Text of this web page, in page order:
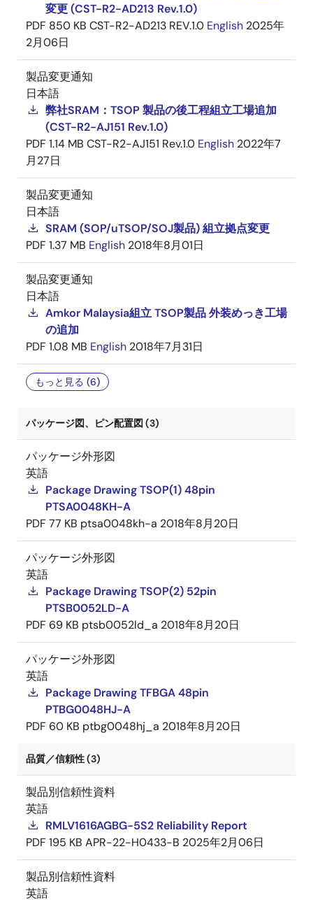
変更 (CST-R2-AD213 Rev.1.0)
PDF 850 KB CST-R2-AD213 REV.1.0 English 2025年
2月06日
製品変更通知
日本語
弊社SRAM：TSOP 製品の後工程組立工場追加
(CST-R2-AJ151 Rev.1.0)
PDF 1.14 MB CST-R2-AJ151 Rev.1.0 English 2022年7
月27日
製品変更通知
日本語
SRAM (SOP/uTSOP/SOJ製品) 組立拠点変更
PDF 1.37 MB English 2018年8月01日
製品変更通知
日本語
Amkor Malaysia組立 TSOP製品 外装めっき工場
の追加
PDF 1.08 MB English 2018年7月31日
もっと見る (6)
パッケージ図、ピン配置図 (3)
パッケージ外形図
英語
Package Drawing TSOP(1) 48pin
PTSA0048KH-A
PDF 77 KB ptsa0048kh-a 2018年8月20日
パッケージ外形図
英語
Package Drawing TSOP(2) 52pin
PTSB0052LD-A
PDF 69 KB ptsb0052ld_a 2018年8月20日
パッケージ外形図
英語
Package Drawing TFBGA 48pin
PTBG0048HJ-A
PDF 60 KB ptbg0048hj_a 2018年8月20日
品質／信頼性 (3)
製品別信頼性資料
英語
RMLV1616AGBG-5S2 Reliability Report
PDF 195 KB APR-22-H0433-B 2025年2月06日
製品別信頼性資料
英語